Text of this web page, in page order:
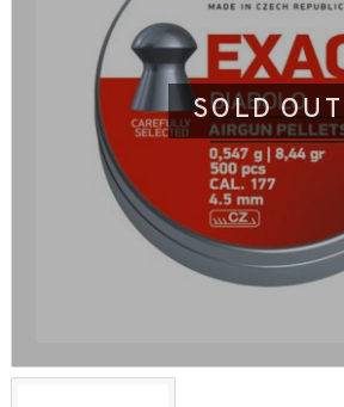
SOLD OUT